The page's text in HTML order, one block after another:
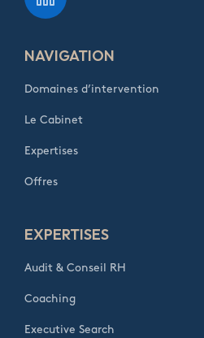
NAVIGATION
Domaines d’intervention
Le Cabinet
Expertises
Offres
EXPERTISES
Audit & Conseil RH
Coaching
Executive Search